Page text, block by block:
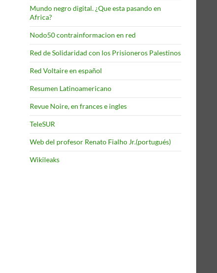
Mundo negro digital. ¿Que esta pasando en
Africa?
Nodo50 contrainformacion en red
Red de Solidaridad con los Prisioneros Palestinos
Red Voltaire en español
Resumen Latinoamericano
Revue Noire, en frances e ingles
TeleSUR
Web del profesor Renato Fialho Jr.(portugués)
Wikileaks